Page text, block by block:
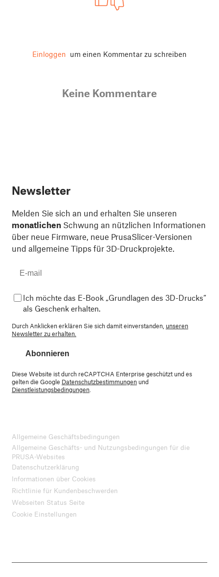
Einloggen um einen Kommentar zu schreiben
Keine Kommentare
Newsletter
Melden Sie sich an und erhalten Sie unseren
monatlichen Schwung an nützlichen Informationen
über neue Firmware, neue PrusaSlicer-Versionen
und allgemeine Tipps für 3D-Druckprojekte.
Ich möchte das E-Book „Grundlagen des 3D-Drucks“
als Geschenk erhalten.
Durch Anklicken erklären Sie sich damit einverstanden, unseren
Newsletter zu erhalten.
Abonnieren
Diese Website ist durch reCAPTCHA Enterprise geschützt und es
gelten die Google Datenschutzbestimmungen und
Dienstleistungsbedingungen
Allgemeine Geschäftsbedingungen
Allgemeine Geschäfts- und Nutzungsbedingungen für die
PRUSA-Websites
Datenschutzerklärung
Informationen über Cookies
Richtlinie für Kundenbeschwerden
Webseiten Status Seite
Cookie Einstellungen